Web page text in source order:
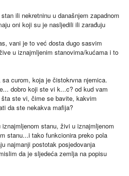
ili nekretninu u današnjem zapadnom
oni koji su je nasljedili ili zarađuju
vani je to već dosta dugo sasvim
u iznajmljenim stanovima/kućama i to
curom, koja je čistokrvna njemica.
dobro koji ste vi k...c? od kud vam
ste vi, čime se bavite, kakvim
da ste nekakva mafija?
stanu, živi u iznajmljenom
stanu...i tako funkcionira preko pola
najmanji postotak posjedovanja
da je sljedeća zemlja na popisu